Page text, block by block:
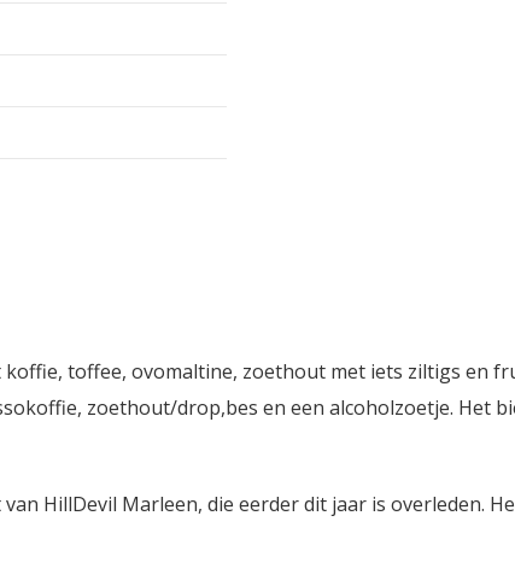
toffee, ovomaltine, zoethout met iets ziltigs en
zoethout/drop,bes en een alcoholzoetje. Het
HillDevil Marleen, die eerder dit jaar is overleden.